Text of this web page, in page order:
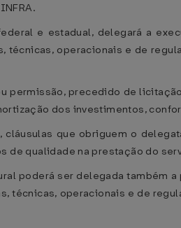
e estadual, delegará a
operacionais e de
precedido de
dos investimentos,
que obriguem o
qualidade na prestação do
poderá ser delegada também
operacionais e de